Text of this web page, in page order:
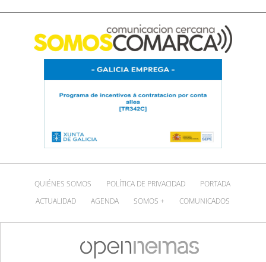
QUIÉNES SOMOS POLÍTICA DE PRIVACIDAD
PORTADA
ACTUALIDAD
AGENDA SOMOS + COMUNICADOS